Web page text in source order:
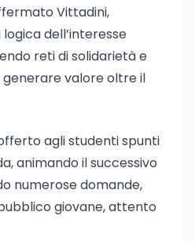
Vittadini,
dell’interesse
reti di solidarietà e
valore oltre il
agli studenti spunti
animando il successivo
numerose domande,
giovane, attento